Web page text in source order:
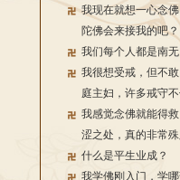
我现在就想一心念
陀佛会来接我的吧？
我们每个人都是南
我很想受戒，但不
庭主妇，许多戒守
我感觉念佛就能得
涩之处，真的非常殊
什么是平生业成？
我学佛刚入门，学